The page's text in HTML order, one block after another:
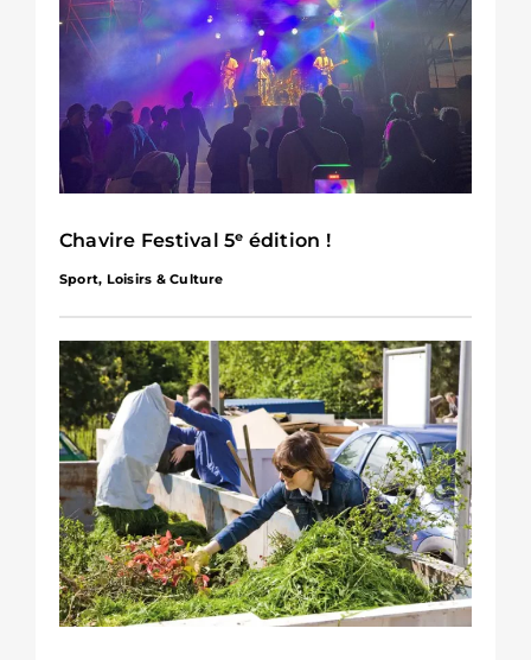
Chavire Festival 5ᵉ édition !
Sport, Loisirs & Culture